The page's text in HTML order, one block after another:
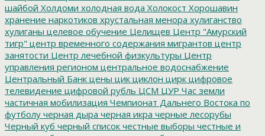
шайбой Холдоми холодная вода Холокост Хорошавин
хранение наркотиков хрустальная менора хулиганство
хулиганы целевое обучение Целищев Центр "Амурский
тигр" центр временного содержания мигрантов центр
занятости Центр лечебной физкультуры Центр
управления регионом центральное водоснабжение
Центральный Банк цены цик циклон цирк цифровое
телевидение цифровой рубль ЦСМ ЦУР Час земли
частичная мобилизация Чемпионат Дальнего Востока по
футболу черная дыра черная икра черные лесорубы
Черный куб черный список честные выборы честные и